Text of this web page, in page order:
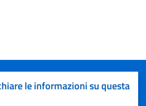
le informazioni su questa